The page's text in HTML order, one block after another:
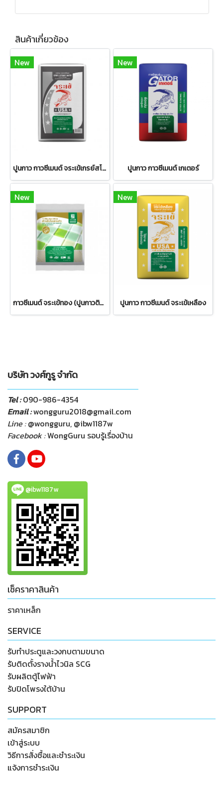
สินค้าเกี่ยวข้อง
New
ปูนกาว กาวซีเมนต์ จระเข้เกรย์สโตนเมท
New
ปูนกาว กาวซีเมนต์ เกเตอร์
New
กาวซีเมนต์ จระเข้ทอง (ปูนกาวติดโมเสกแก้ว)
New
ปูนกาว กาวซีเมนต์ จระเข้เหลือง
บริษัท วงศ์กูรู จำกัด
Tel :090-986-4354
Email :wongguru2018@gmail.com
Line :@wongguru, @ibw1187w
Facebook :WongGuru รอบรู้เรื่องบ้าน
@ibw1187w
เช็คราคาสินค้า
ราคาเหล็ก
SERVICE
รับทำประตูและวงกบตามขนาด
รับติดตั้งรางน้ำไวนิล SCG
รับผลิตตู้ไฟฟ้า
รับปิดโพรงใต้บ้าน
SUPPORT
สมัครสมาชิก
เข้าสู่ระบบ
วิธีการสั่งซื้อและชำระเงิน
แจ้งการชำระเงิน